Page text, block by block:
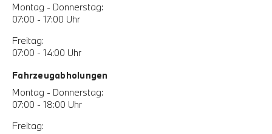
Montag - Donnerstag:
07:00 - 17:00 Uhr
Freitag:
07:00 - 14:00 Uhr
Fahrzeugabholungen
Montag - Donnerstag:
07:00 - 18:00 Uhr
Freitag: